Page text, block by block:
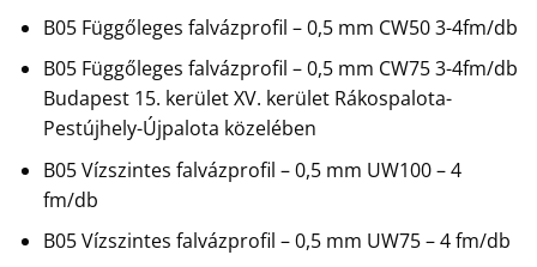
B05 Függőleges falvázprofil – 0,5 mm CW50 3-4fm/db
B05 Függőleges falvázprofil – 0,5 mm CW75 3-4fm/db
Budapest 15. kerület XV. kerület Rákospalota-
Pestújhely-Újpalota közelében
B05 Vízszintes falvázprofil – 0,5 mm UW100 – 4
fm/db
B05 Vízszintes falvázprofil – 0,5 mm UW75 – 4 fm/db